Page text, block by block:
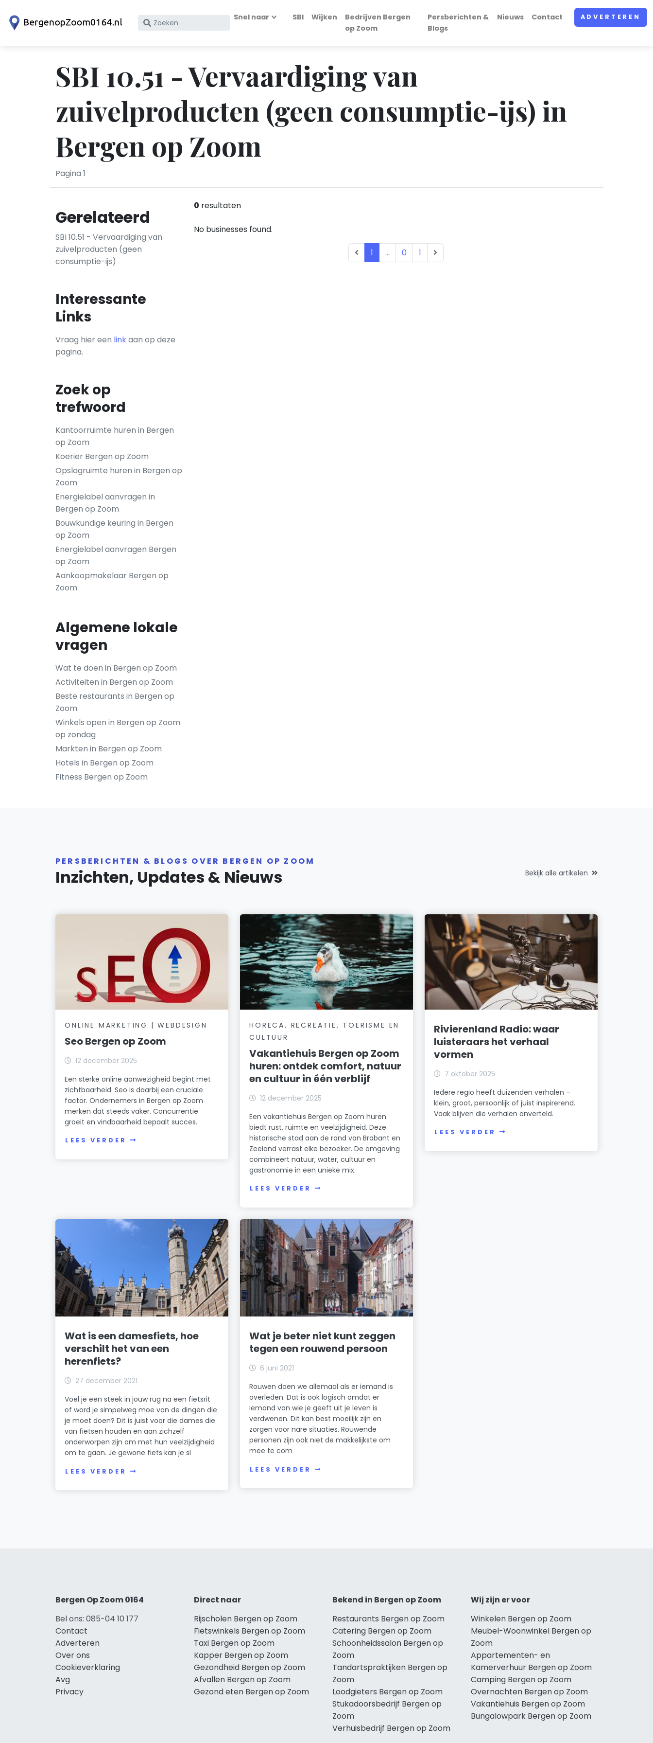
Zoek
KvK
nummer
Snel naar SBI Wijken
Bedrijven Bergen
op Zoom
Persberichten &
Blogs
Nieuws Contact ADVERTEREN
SBI 10.51 - Vervaardiging van
zuivelproducten (geen consumptie-ijs) in
Bergen op Zoom
Pagina 1
Gerelateerd
SBI 10.51 - Vervaardiging van
zuivelproducten (geen
consumptie-ijs)
Interessante
Links
Vraag hier een linkaan op deze
pagina.
Zoek op
trefwoord
Kantoorruimte huren in Bergen
op Zoom
Koerier Bergen op Zoom
Opslagruimte huren in Bergen op
Zoom
Energielabel aanvragen in
Bergen op Zoom
Bouwkundige keuring in Bergen
op Zoom
Energielabel aanvragen Bergen
op Zoom
Aankoopmakelaar Bergen op
Zoom
Algemene lokale
vragen
Wat te doen in Bergen op Zoom
Activiteiten in Bergen op Zoom
Beste restaurants in Bergen op
Zoom
Winkels open in Bergen op Zoom
op zondag
Markten in Bergen op Zoom
Hotels in Bergen op Zoom
Fitness Bergen op Zoom
0 resultaten
No businesses found.
1 ... 0 1
PERSBERICHTEN & BLOGS OVER BERGEN OP ZOOM
Inzichten, Updates & Nieuws Bekijk alle artikelen
ONLINE MARKETING | WEBDESIGN
Seo Bergen op Zoom
12 december 2025
Een sterke online aanwezigheid begint met
zichtbaarheid. Seo is daarbij een cruciale
factor. Ondernemers in Bergen op Zoom
merken dat steeds vaker. Concurrentie
groeit en vindbaarheid bepaalt succes.
LEES VERDER
HORECA, RECREATIE, TOERISME EN
CULTUUR
Vakantiehuis Bergen op Zoom
huren: ontdek comfort, natuur
en cultuur in één verblijf
12 december 2025
Een vakantiehuis Bergen op Zoom huren
biedt rust, ruimte en veelzijdigheid. Deze
historische stad aan de rand van Brabant en
Zeeland verrast elke bezoeker. De omgeving
combineert natuur, water, cultuur en
gastronomie in een unieke mix.
LEES VERDER
Rivierenland Radio: waar
luisteraars het verhaal
vormen
7 oktober 2025
Iedere regio heeft duizenden verhalen –
klein, groot, persoonlijk of juist inspirerend.
Vaak blijven die verhalen onverteld.
LEES VERDER
Wat is een damesfiets, hoe
verschilt het van een
herenfiets?
27 december 2021
Voel je een steek in jouw rug na een fietsrit
of word je simpelweg moe van de dingen die
je moet doen? Dit is juist voor die dames die
van fietsen houden en aan zichzelf
onderworpen zijn om met hun veelzijdigheid
om te gaan. Je gewone fiets kan je sl
LEES VERDER
Wat je beter niet kunt zeggen
tegen een rouwend persoon
6 juni 2021
Rouwen doen we allemaal als er iemand is
overleden. Dat is ook logisch omdat er
iemand van wie je geeft uit je leven is
verdwenen. Dit kan best moeilijk zijn en
zorgen voor nare situaties. Rouwende
personen zijn ook niet de makkelijkste om
mee te com
LEES VERDER
Bergen Op Zoom 0164
Bel ons: 085-04 10 177
Contact
Adverteren
Over ons
Cookieverklaring
Avg
Privacy
Direct naar
Rijscholen Bergen op Zoom
Fietswinkels Bergen op Zoom
Taxi Bergen op Zoom
Kapper Bergen op Zoom
Gezondheid Bergen op Zoom
Afvallen Bergen op Zoom
Gezond eten Bergen op Zoom
Bekend in Bergen op Zoom
Restaurants Bergen op Zoom
Catering Bergen op Zoom
Schoonheidssalon Bergen op
Zoom
Tandartspraktijken Bergen op
Zoom
Loodgieters Bergen op Zoom
Stukadoorsbedrijf Bergen op
Zoom
Verhuisbedrijf Bergen op Zoom
Wij zijn er voor
Winkelen Bergen op Zoom
Meubel-Woonwinkel Bergen op
Zoom
Appartementen- en
Kamerverhuur Bergen op Zoom
Camping Bergen op Zoom
Overnachten Bergen op Zoom
Vakantiehuis Bergen op Zoom
Bungalowpark Bergen op Zoom